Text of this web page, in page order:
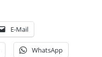
E-Mail
WhatsApp